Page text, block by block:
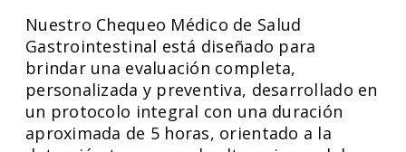
Nuestro Chequeo Médico de Salud
Gastrointestinal está diseñado para
brindar una evaluación completa,
personalizada y preventiva, desarrollado en
un protocolo integral con una duración
aproximada de 5 horas, orientado a la